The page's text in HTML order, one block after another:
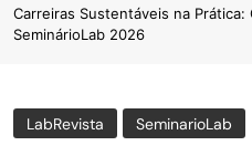
Carreiras Sustentáveis na Prática:
SeminárioLab 2026
LabRevista SeminarioLab